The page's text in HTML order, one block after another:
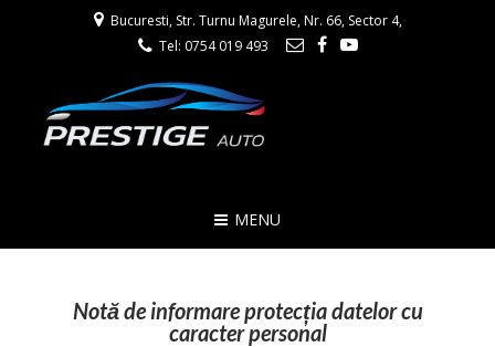
Bucuresti, Str. Turnu Magurele, Nr. 66, Sector 4,
Tel: 0754 019 493
MENU
Notă de informare protecția datelor cu
caracter personal